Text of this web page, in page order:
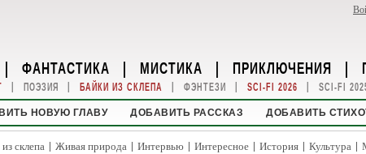
| ФАНТАСТИКА | МИСТИКА | ПРИКЛЮЧЕНИЯ |
| ПОЭЗИЯ | БАЙКИ ИЗ СКЛЕПА | ФЭНТЕЗИ | SCI-FI 2026 | SCI-FI
НОВУЮ ГЛАВУ ДОБАВИТЬ РАССКАЗ ДОБАВИТЬ
склепа | Живая природа | Интервью | Интересное | История | Культура |